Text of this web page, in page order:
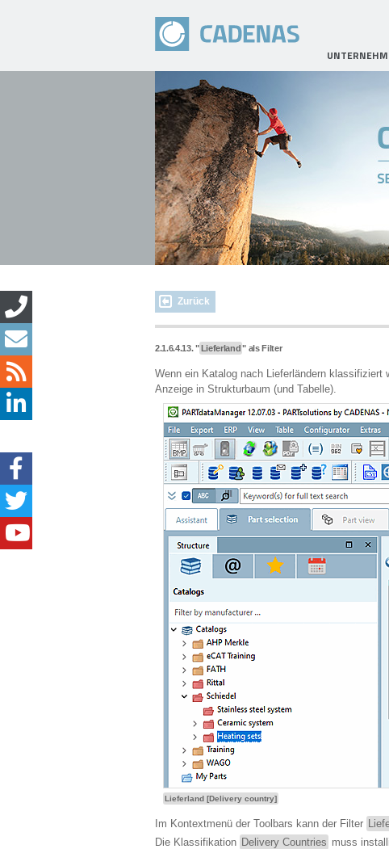
Zurück
2.1.6.4.13. "Lieferland" als Filter
Wenn ein Katalog nach Lieferländern klassifiziert
Anzeige in Strukturbaum (und Tabelle).
Lieferland [Delivery country]
Im Kontextmenü der Toolbars kann der Filter
Die Klassifikation Delivery Countries muss